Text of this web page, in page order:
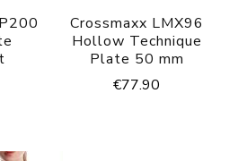
Crossmaxx LMX96
Hollow Technique
Plate 50 mm
€77.90